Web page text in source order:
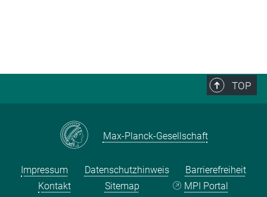
TOP
Max-Planck-Gesellschaft
Impressum Datenschutzhinweis
Barrierefreiheit
Kontakt
Sitemap MPI Portal